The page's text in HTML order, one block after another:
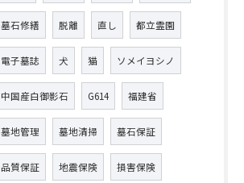
墓石修繕 脱離 直し 都立霊園
電子墓誌 犬 猫 ソメイヨシノ
中国産白御影石 G614 福建省
墓地管理 墓地清掃 墓石保証
品質保証 地震保険 損害保険